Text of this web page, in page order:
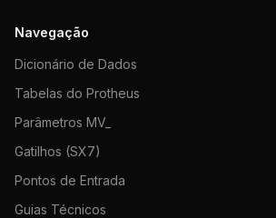
Navegação
Dicionário de Dados
Tabelas do Protheus
Parâmetros MV_
Gatilhos (SX7)
Pontos de Entrada
Guias Técnicos